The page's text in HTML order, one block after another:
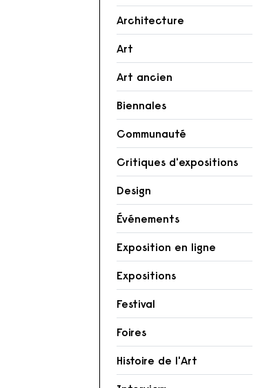
Architecture
Art
Art ancien
Biennales
Communauté
Critiques d'expositions
Design
Événements
Exposition en ligne
Expositions
Festival
Foires
Histoire de l'Art